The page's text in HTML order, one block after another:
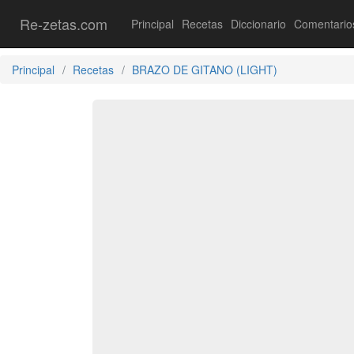
Re-zetas.com Principal Recetas Diccionario
Principal Recetas BRAZO DE GITANO (LIGHT)